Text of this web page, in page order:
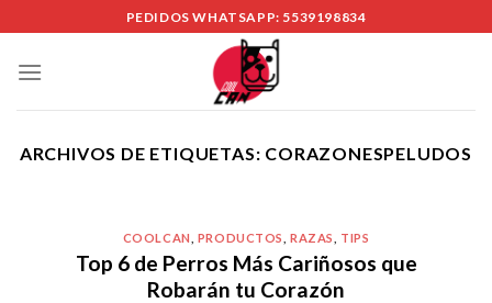
to
content
PEDIDOS WHATSAPP: 5539198834
ARCHIVOS DE ETIQUETAS: CORAZONESPELUDOS
COOLCAN PRODUCTOS ,RAZAS TIPS
Top 6 de Perros Más Cariñosos que
Robarán tu Corazón